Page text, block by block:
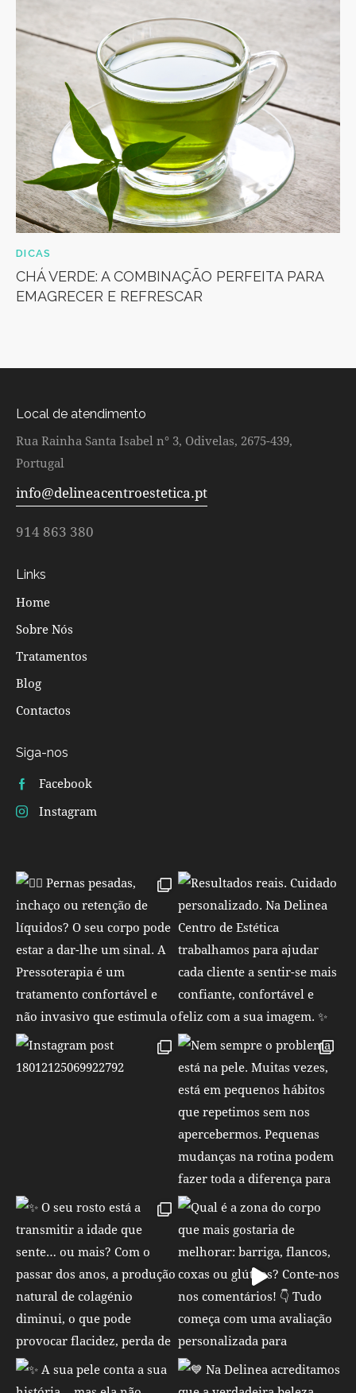
DICAS
CHÁ VERDE: A COMBINAÇÃO PERFEITA PARA
EMAGRECER E REFRESCAR
Local de atendimento
Rua Rainha Santa Isabel n° 3, Odivelas, 2675-439,
Portugal
info@delineacentroestetica.pt
914 863 380
Links
Home
Sobre Nós
Tratamentos
Blog
Contactos
Siga-nos
Facebook
Instagram